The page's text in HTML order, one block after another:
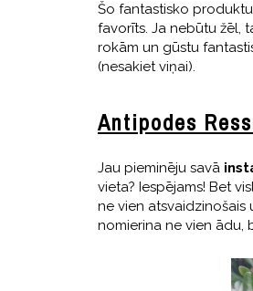
Šo fantastisko
favorīts. Ja nebūtu žēl,
rokām un gūstu
(nesakiet viņai).
Antipodes
Jau pieminēju savā
vieta? Iespējams! Bet
ne vien atsvaidzinošais
nomierina ne vien ādu,